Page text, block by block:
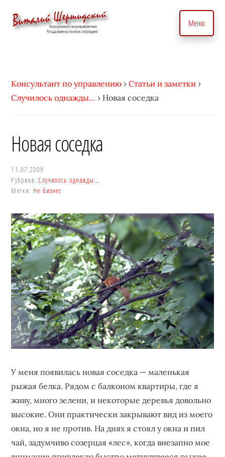
Дополнительное
меню
вопросам
управления
бизнесом.
индивидуальным
подходом
Виталий
Шершидский
вопросам
управления.
для
управление
и
развития
бизнеса,
создающее
устойчивые
конкурентные
преимущества.
Меню
Консультант по управлению ›Статьи и заметки ›
Случилось однажды… › Новая соседка
Новая соседка
11.07.2009
Рубрика:Случилось однажды…
Метки: Не бизнес
У меня появилась новая соседка — маленькая
рыжая белка. Рядом с балконом квартиры, где я
живу, много зелени, и некоторые деревья довольно
высокие. Они практически закрывают вид из моего
окна, но я не против. На днях я стоял у окна и пил
чай, задумчиво созерцая «лес», когда внезапно мое